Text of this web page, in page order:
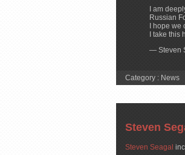
I am
Russian
I hope we
I take this
— Steven
Category : News
Steven
Steven Seagal